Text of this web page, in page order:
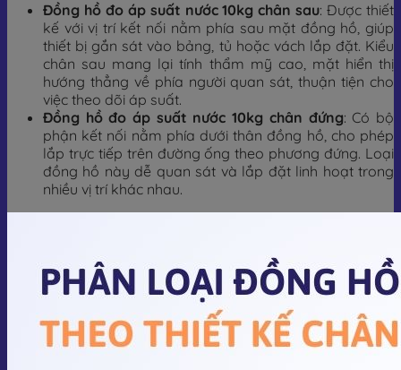
Đồng hồ đo áp suất nước 10kg chân sau: Được thiết
kế với vị trí kết nối nằm phía sau mặt đồng hồ, giúp
thiết bị gắn sát vào bảng, tủ hoặc vách lắp đặt. Kiểu
chân sau mang lại tính thẩm mỹ cao, mặt hiển thị
hướng thẳng về phía người quan sát, thuận tiện cho
việc theo dõi áp suất.
Đồng hồ đo áp suất nước 10kg chân đứng: Có bộ
phận kết nối nằm phía dưới thân đồng hồ, cho phép
lắp trực tiếp trên đường ống theo phương đứng. Loại
đồng hồ này dễ quan sát và lắp đặt linh hoạt trong
nhiều vị trí khác nhau.